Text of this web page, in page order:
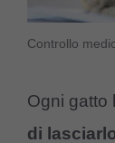
Controllo
Ogni gatto
di